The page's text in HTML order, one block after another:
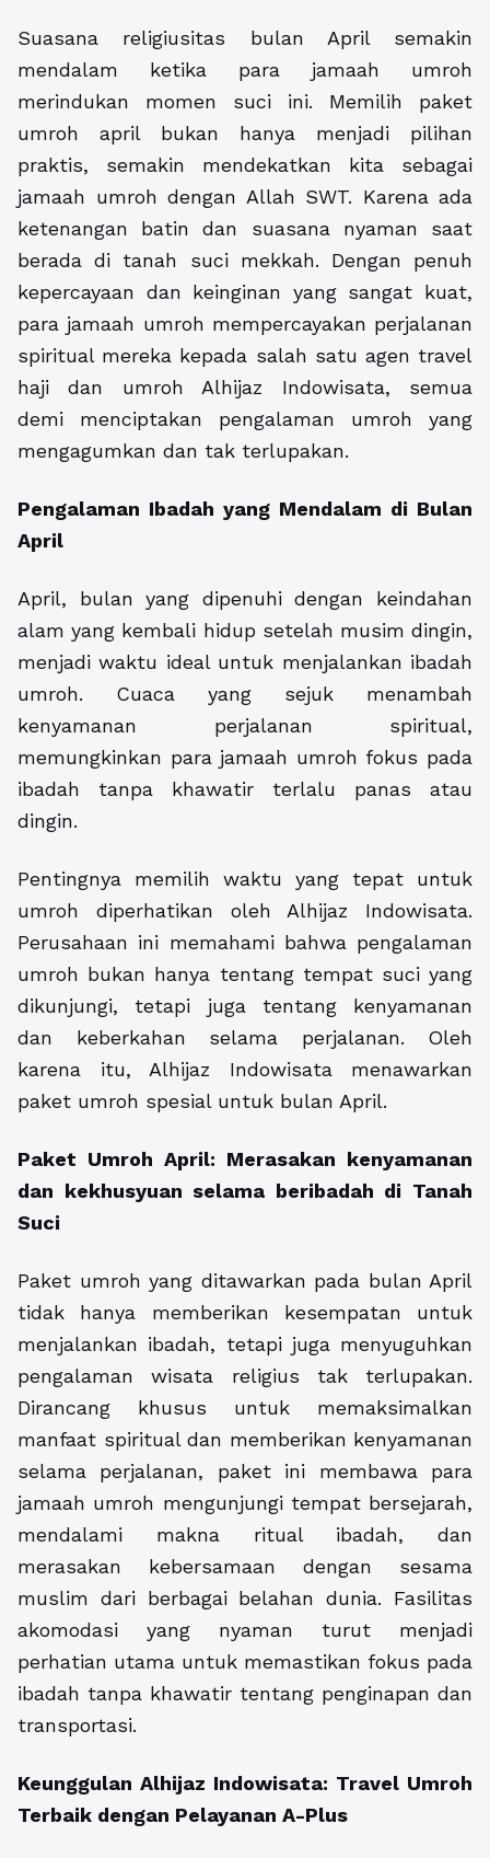
Suasana religiusitas bulan April semakin
mendalam ketika para jamaah umroh
merindukan momen suci ini. Memilih paket
umroh april bukan hanya menjadi pilihan
praktis, semakin mendekatkan kita sebagai
jamaah umroh dengan Allah SWT. Karena ada
ketenangan batin dan suasana nyaman saat
berada di tanah suci mekkah. Dengan penuh
kepercayaan dan keinginan yang sangat kuat,
para jamaah umroh mempercayakan perjalanan
spiritual mereka kepada salah satu agen travel
haji dan umroh Alhijaz Indowisata, semua
demi menciptakan pengalaman umroh yang
mengagumkan dan tak terlupakan.
Pengalaman Ibadah yang Mendalam di Bulan
April
April, bulan yang dipenuhi dengan keindahan
alam yang kembali hidup setelah musim dingin,
menjadi waktu ideal untuk menjalankan ibadah
umroh. Cuaca yang sejuk menambah
kenyamanan perjalanan spiritual,
memungkinkan para jamaah umroh fokus pada
ibadah tanpa khawatir terlalu panas atau
dingin.
Pentingnya memilih waktu yang tepat untuk
umroh diperhatikan oleh Alhijaz Indowisata.
Perusahaan ini memahami bahwa pengalaman
umroh bukan hanya tentang tempat suci yang
dikunjungi, tetapi juga tentang kenyamanan
dan keberkahan selama perjalanan. Oleh
karena itu, Alhijaz Indowisata menawarkan
paket umroh spesial untuk bulan April.
Paket Umroh April: Merasakan kenyamanan
dan kekhusyuan selama beribadah di Tanah
Suci
Paket umroh yang ditawarkan pada bulan April
tidak hanya memberikan kesempatan untuk
menjalankan ibadah, tetapi juga menyuguhkan
pengalaman wisata religius tak terlupakan.
Dirancang khusus untuk memaksimalkan
manfaat spiritual dan memberikan kenyamanan
selama perjalanan, paket ini membawa para
jamaah umroh mengunjungi tempat bersejarah,
mendalami makna ritual ibadah, dan
merasakan kebersamaan dengan sesama
muslim dari berbagai belahan dunia. Fasilitas
akomodasi yang nyaman turut menjadi
perhatian utama untuk memastikan fokus pada
ibadah tanpa khawatir tentang penginapan dan
transportasi.
Keunggulan Alhijaz Indowisata: Travel Umroh
Terbaik dengan Pelayanan A-Plus